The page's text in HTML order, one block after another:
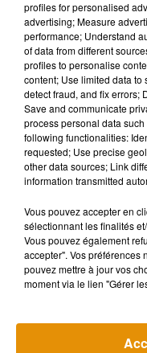
l’ancien hôpital
orléanaise.Pendant 10
ce site, les
Mais pour Laurine
étéles trois
de trois femmes
ou XIIème siècle. «Le
également été
retrouvé deux églises,
des sépultures», ajoute
Le pôle d’archéologie
dans une exposition, à
panneaux explicatifs
emblématiques de la
pôle.
profiles for personalised
advertising; Measure
performance; Understand
of data from different
profiles to personalise
content; Use limited data to
detect fraud, and fix errors;
Save and communicate
process personal data
following functionalities:
requested; Use precise
other data sources; Link
information transmitted
Vous pouvez accepter en
sélectionnant les finalités
Vous pouvez également
accepter". Vos préférences
pouvez mettre à jour vos
moment via le lien "Gérer